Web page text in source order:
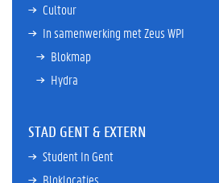
Cultour
In samenwerking met Zeus WPI
Blokmap
Hydra
STAD GENT & EXTERN
Student In Gent
Bloklocaties